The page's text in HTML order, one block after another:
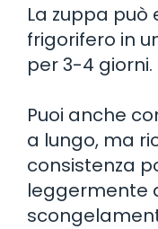
La zuppa
frigorifero in
per 3-4 giorni.
Puoi anche
a lungo, ma
consistenza
leggermente